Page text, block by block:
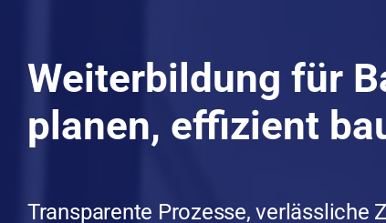
Weiterbildung für
planen, effizient
Transparente Prozesse, verlässliche